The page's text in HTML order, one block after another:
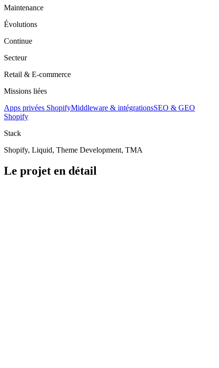
Maintenance
Évolutions
Continue
Secteur
Retail & E-commerce
Missions liées
Apps privées ShopifyMiddleware & intégrationsSEO & GEO
Shopify
Stack
Shopify, Liquid, Theme Development, TMA
Le projet en détail